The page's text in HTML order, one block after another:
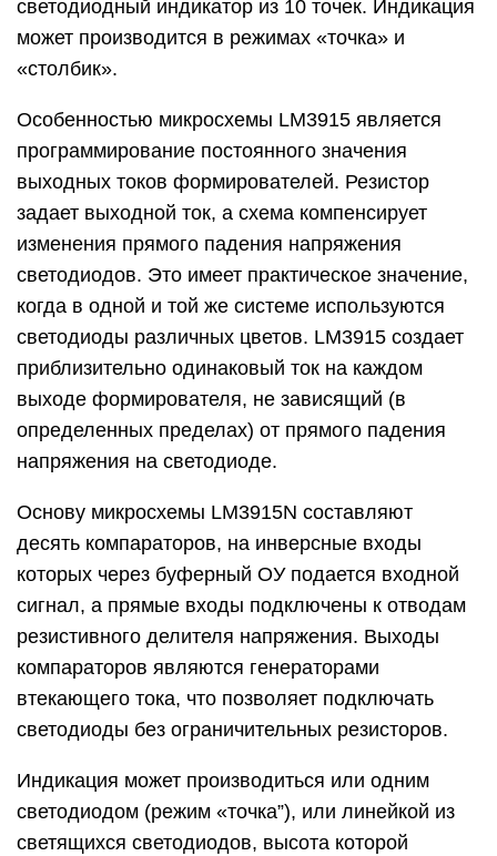
светодиодный индикатор из 10 точек. Индикация
может производится в режимах «точка» и
«столбик».
Особенностью микросхемы LM3915 является
программирование постоянного значения
выходных токов формирователей. Резистор
задает выходной ток, а схема компенсирует
изменения прямого падения напряжения
светодиодов. Это имеет практическое значение,
когда в одной и той же системе используются
светодиоды различных цветов. LM3915 создает
приблизительно одинаковый ток на каждом
выходе формирователя, не зависящий (в
определенных пределах) от прямого падения
напряжения на светодиоде.
Основу микросхемы LM3915N составляют
десять компараторов, на инверсные входы
которых через буферный ОУ подается входной
сигнал, а прямые входы подключены к отводам
резистивного делителя напряжения. Выходы
компараторов являются генераторами
втекающего тока, что позволяет подключать
светодиоды без ограничительных резисторов.
Индикация может производиться или одним
светодиодом (режим «точка”), или линейкой из
светящихся светодиодов, высота которой